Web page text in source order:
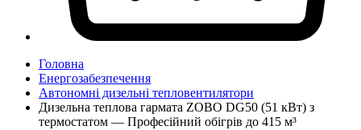
Головна
Енергозабезпечення
Автономні дизельні тепловентилятори
Дизельна теплова гармата ZOBO DG50 (51 кВт) з
термостатом — Професійний обігрів до 415 м³